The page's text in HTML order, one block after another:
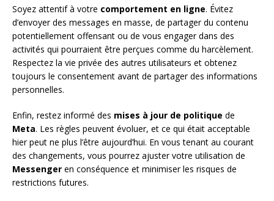
Soyez attentif à votre comportement en ligne. Évitez
d’envoyer des messages en masse, de partager du contenu
potentiellement offensant ou de vous engager dans des
activités qui pourraient être perçues comme du harcèlement.
Respectez la vie privée des autres utilisateurs et obtenez
toujours le consentement avant de partager des informations
personnelles.
Enfin, restez informé des mises à jour de politique de
Meta. Les règles peuvent évoluer, et ce qui était acceptable
hier peut ne plus l’être aujourd’hui. En vous tenant au courant
des changements, vous pourrez ajuster votre utilisation de
Messenger en conséquence et minimiser les risques de
restrictions futures.